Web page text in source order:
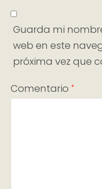
Guarda mi
web en este
próxima vez que
Comentario *